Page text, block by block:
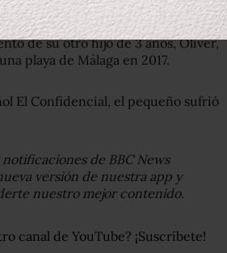
de la prensa española, los
como José y Victoria,
de su otro hijo de 3 años, Oliver,
playa de Málaga en 2017.
El Confidencial, el pequeño sufrió
de BBC News
versión de nuestra app y
nuestro mejor contenido.
canal de YouTube? ¡Suscríbete!